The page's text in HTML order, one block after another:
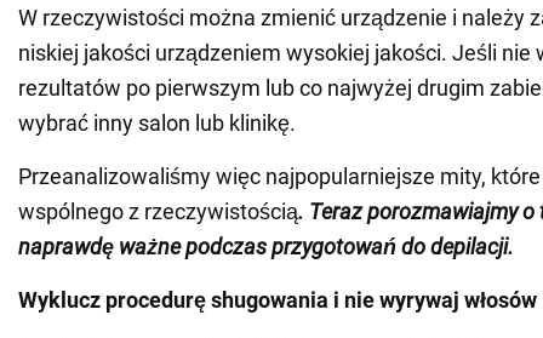
W rzeczywistości można zmienić urządzenie i należy
niskiej jakości urządzeniem wysokiej jakości. Jeśli nie
rezultatów po pierwszym lub co najwyżej drugim
wybrać inny salon lub klinikę.
Przeanalizowaliśmy więc najpopularniejsze mity,
wspólnego z rzeczywistością. Teraz porozmawiajmy o
naprawdę ważne podczas przygotowań do depilacji.
Wyklucz procedurę shugowania i nie wyrywaj włosów